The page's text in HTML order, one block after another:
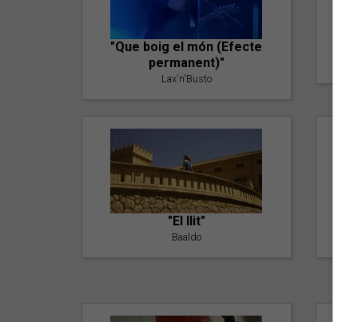
"Que boig el món (Efecte
permanent)"
Lax'n'Busto
"El llit"
Baaldo